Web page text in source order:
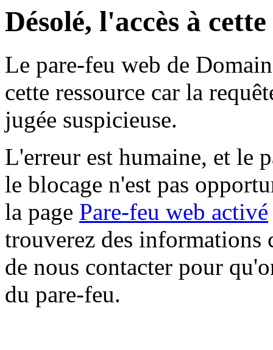
Désolé, l'accès à
Le pare-feu web de
cette ressource car la
jugée suspicieuse.
L'erreur est humaine, et le
le blocage n'est pas
la page Pare-feu web activé
trouverez des informations
de nous contacter pour
du pare-feu.